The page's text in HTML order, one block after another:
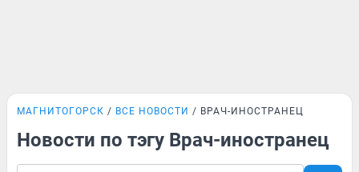
МАГНИТОГОРСК ВСЕ НОВОСТИ ВРАЧ-ИНОСТРАНЕЦ
Новости по тэгу Врач-иностранец